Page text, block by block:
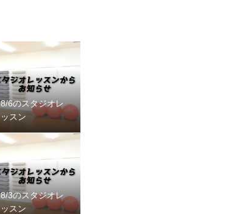
8/6のスタジオレ
ッスン
8/3のスタジオレ
ッスン